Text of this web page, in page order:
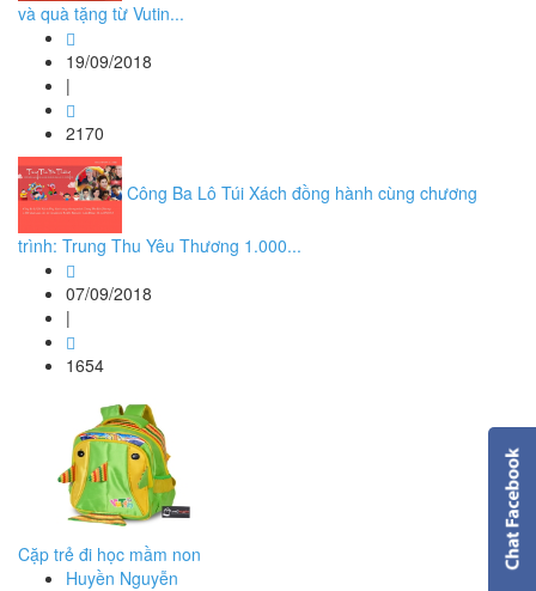
và quà tặng từ Vutin...
19/09/2018
|
2170
Công Ba Lô Túi Xách đồng hành cùng chương
trình: Trung Thu Yêu Thương 1.000...
07/09/2018
|
1654
Cặp trẻ đi học mầm non
Huyền Nguyễn